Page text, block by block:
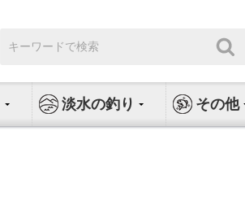
索:
淡水の釣り その他